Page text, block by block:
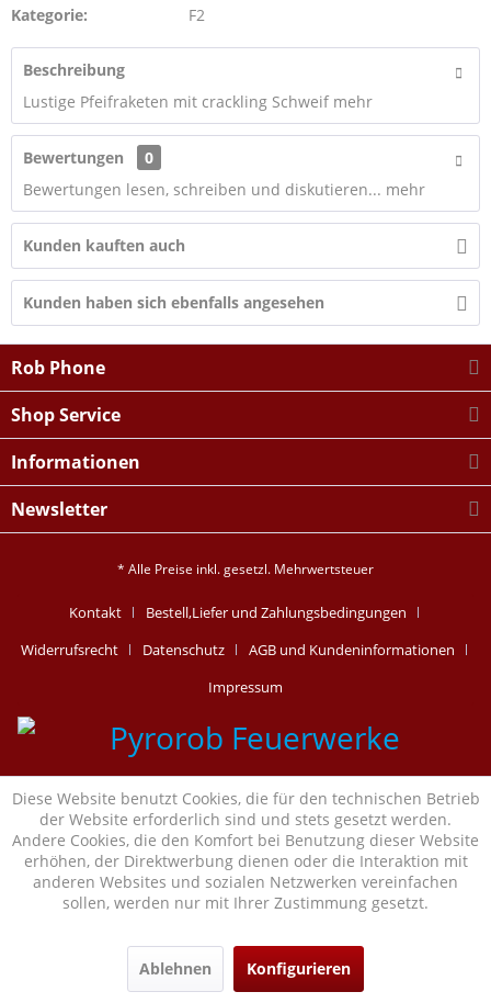
Kategorie:
F2
Beschreibung
Lustige Pfeifraketen mit crackling Schweif mehr
Bewertungen
0
Bewertungen lesen, schreiben und diskutieren... mehr
Kunden kauften auch
Kunden haben sich ebenfalls angesehen
Rob Phone
Shop Service
Informationen
Newsletter
* Alle Preise inkl. gesetzl. Mehrwertsteuer
Kontakt
Bestell,Liefer und Zahlungsbedingungen
Widerrufsrecht
Datenschutz
AGB und Kundeninformationen
Impressum
Diese Website benutzt Cookies, die für den technischen Betrieb
der Website erforderlich sind und stets gesetzt werden.
Andere Cookies, die den Komfort bei Benutzung dieser Website
erhöhen, der Direktwerbung dienen oder die Interaktion mit
anderen Websites und sozialen Netzwerken vereinfachen
sollen, werden nur mit Ihrer Zustimmung gesetzt.
Ablehnen Konfigurieren